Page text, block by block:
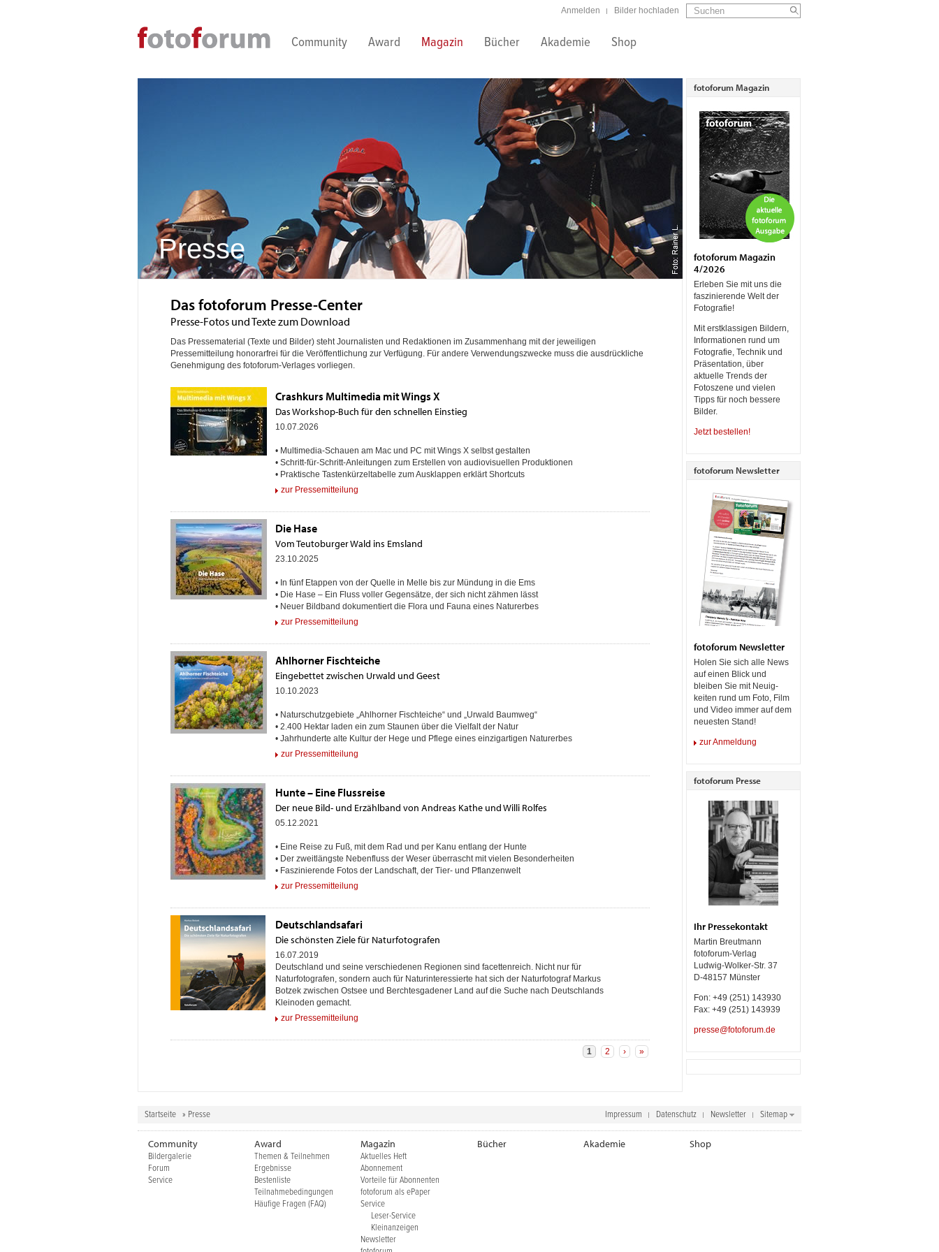
Suchformular
Suchen
Bilder hochladen
Anmelden
Community Award Magazin Bücher Akademie Shop
Presse
Das fotoforum Presse-Center
Presse-Fotos und Texte zum Download
Das Pressematerial (Texte und Bilder) steht Journalisten und Redaktionen im Zusammenhang mit der jeweiligen
Pressemitteilung honorarfrei für die Veröffentlichung zur Verfügung. Für andere Verwendungszwecke muss die ausdrückliche
Genehmigung des fotoforum-Verlages vorliegen.
Crashkurs Multimedia mit Wings X
Das Workshop-Buch für den schnellen Einstieg
10.07.2026
• Multimedia-Schauen am Mac und PC mit Wings X selbst gestalten
• Schritt-für-Schritt-Anleitungen zum Erstellen von audiovisuellen Produktionen
• Praktische Tastenkürzeltabelle zum Ausklappen erklärt Shortcuts
zur Pressemitteilung
Die Hase
Vom Teutoburger Wald ins Emsland
23.10.2025
• In fünf Etappen von der Quelle in Melle bis zur Mündung in die Ems
• Die Hase – Ein Fluss voller Gegensätze, der sich nicht zähmen lässt
• Neuer Bildband dokumentiert die Flora und Fauna eines Naturerbes
zur Pressemitteilung
Ahlhorner Fischteiche
Eingebettet zwischen Urwald und Geest
10.10.2023
• Naturschutzgebiete ­„Ahlhorner ­Fischteiche“ und „Urwald Baumweg“
• 2.400 Hektar laden ein zum Staunen über die Vielfalt der Natur
• Jahrhunderte alte Kultur der Hege und Pflege eines einzigartigen Naturerbes
zur Pressemitteilung
Hunte – Eine Flussreise
Der neue Bild- und Erzählband von Andreas Kathe und Willi Rolfes
05.12.2021
• Eine Reise zu Fuß, mit dem Rad und per Kanu entlang der Hunte
• Der zweitlängste Nebenfluss der Weser überrascht mit vielen Besonderheiten
• Faszinierende Fotos der Landschaft, der Tier- und Pflanzenwelt
zur Pressemitteilung
Deutschlandsafari
Die schönsten Ziele für Naturfotografen
16.07.2019
Deutschland und seine verschiedenen Regionen sind facettenreich. Nicht nur für
Naturfotografen, sondern auch für Naturinteressierte hat sich der Naturfotograf Markus
Botzek zwischen Ostsee und Berchtesgadener Land auf die Suche nach Deutschlands
Kleinoden gemacht.
zur Pressemitteilung
Seiten 1 2 › »
fotoforum Magazin
fotoforum Magazin
4/2026
Erleben Sie mit uns die
faszinierende Welt der
Fotografie!
Mit erstklassigen Bildern,
Informationen rund um
Fotografie, Technik und
Präsentation, über
aktuelle Trends der
Fotoszene und vielen
Tipps für noch bessere
Bilder.
Jetzt bestellen!
fotoforum Newsletter
fotoforum Newsletter
Holen Sie sich alle News
auf einen Blick und
bleiben Sie mit Neuig-
keiten rund um Foto, Film
und Video immer auf dem
neuesten Stand!
zur Anmeldung
fotoforum Presse
Ihr Pressekontakt
Martin Breutmann
fotoforum-Verlag
Ludwig-Wolker-Str. 37
D-48157 Münster
Fon: +49 (251) 143930
Fax: +49 (251) 143939
presse@fotoforum.de
Startseite » Presse Impressum Datenschutz Newsletter Sitemap
Community
Bildergalerie
Forum
Service
Award
Themen & Teilnehmen
Ergebnisse
Bestenliste
Teilnahmebedingungen
Häufige Fragen (FAQ)
Magazin
Aktuelles Heft
Abonnement
Vorteile für Abonnenten
fotoforum als ePaper
Service
Leser-Service
Kleinanzeigen
Newsletter
Bücher Akademie Shop